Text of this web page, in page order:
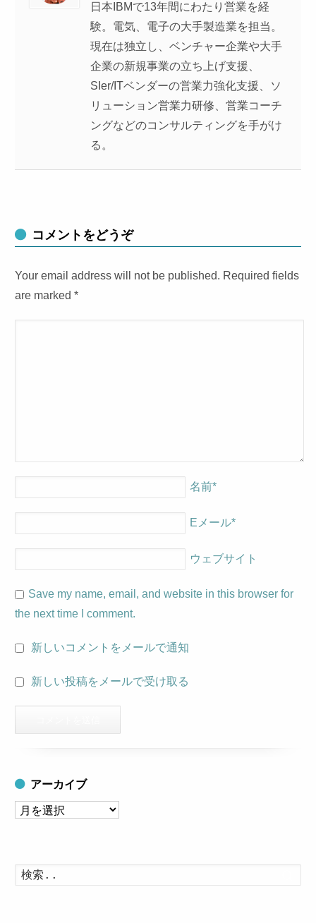
日本IBMで13年間にわたり営業を経
験。電気、電子の大手製造業を担当。
現在は独立し、ベンチャー企業や大手
企業の新規事業の立ち上げ支援、
SIer/ITベンダーの営業力強化支援、ソ
リューション営業力研修、営業コーチ
ングなどのコンサルティングを手がけ
る。
コメントをどうぞ
Your email address will not be published. Required fields
are marked*
名前*
Eメール*
ウェブサイト
Save my name, email, and website in this browser for
the next time I comment.
新しいコメントをメールで通知
新しい投稿をメールで受け取る
アーカイブ
ア
イ
ブ
索